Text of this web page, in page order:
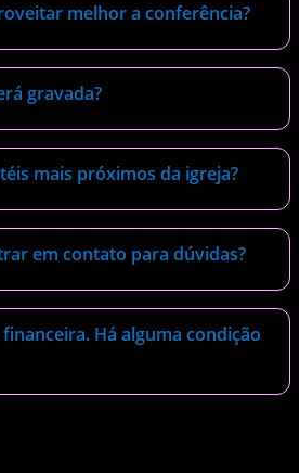
melhor a conferência?
gravada?
mais próximos da igreja?
em contato para dúvidas?
Há alguma condição